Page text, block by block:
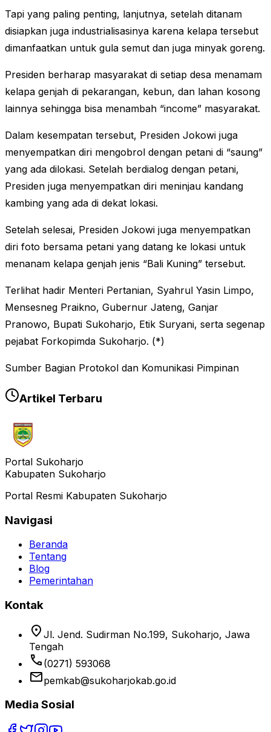
Tapi yang paling penting, lanjutnya, setelah ditanam
disiapkan juga industrialisasinya karena kelapa tersebut
dimanfaatkan untuk gula semut dan juga minyak goreng.
Presiden berharap masyarakat di setiap desa menamam
kelapa genjah di pekarangan, kebun, dan lahan kosong
lainnya sehingga bisa menambah “income” masyarakat.
Dalam kesempatan tersebut, Presiden Jokowi juga
menyempatkan diri mengobrol dengan petani di “saung”
yang ada dilokasi. Setelah berdialog dengan petani,
Presiden juga menyempatkan diri meninjau kandang
kambing yang ada di dekat lokasi.
Setelah selesai, Presiden Jokowi juga menyempatkan
diri foto bersama petani yang datang ke lokasi untuk
menanam kelapa genjah jenis “Bali Kuning” tersebut.
Terlihat hadir Menteri Pertanian, Syahrul Yasin Limpo,
Mensesneg Praikno, Gubernur Jateng, Ganjar
Pranowo, Bupati Sukoharjo, Etik Suryani, serta segenap
pejabat Forkopimda Sukoharjo. (*)
Sumber Bagian Protokol dan Komunikasi Pimpinan
Artikel Terbaru
Portal Sukoharjo
Kabupaten Sukoharjo
Portal Resmi Kabupaten Sukoharjo
Navigasi
Beranda
Tentang
Blog
Pemerintahan
Kontak
location_on Jl. Jend. Sudirman No.199, Sukoharjo, Jawa
Tengah
phone (0271) 593068
emailpemkab@sukoharjokab.go.id
Media Sosial